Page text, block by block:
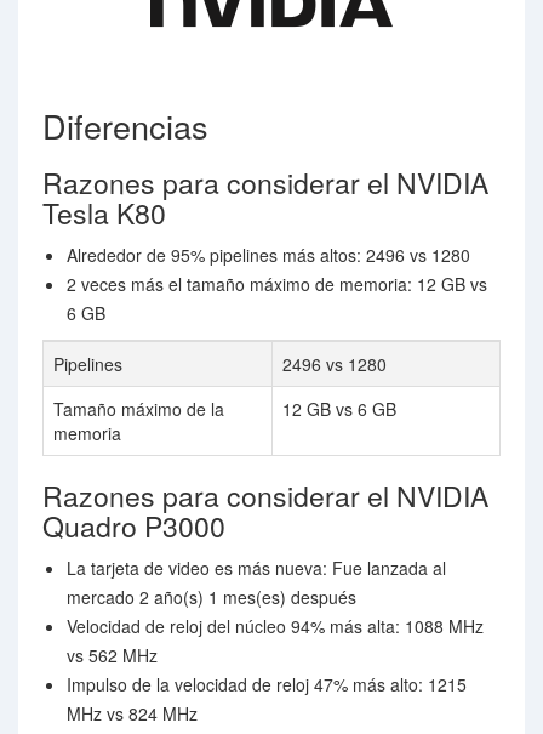
Diferencias
Razones para considerar el NVIDIA
Tesla K80
Alrededor de 95% pipelines más altos: 2496 vs 1280
2 veces más el tamaño máximo de memoria: 12 GB vs
6 GB
Pipelines
2496 vs 1280
Tamaño máximo de la
memoria
12 GB vs 6 GB
Razones para considerar el NVIDIA
Quadro P3000
La tarjeta de video es más nueva: Fue lanzada al
mercado 2 año(s) 1 mes(es) después
Velocidad de reloj del núcleo 94% más alta: 1088 MHz
vs 562 MHz
Impulso de la velocidad de reloj 47% más alto: 1215
MHz vs 824 MHz